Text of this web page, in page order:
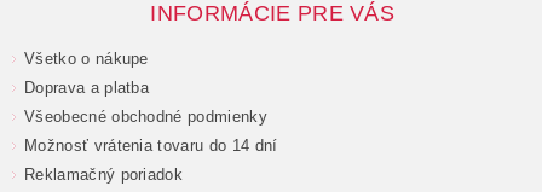
INFORMÁCIE PRE VÁS
Všetko o nákupe
Doprava a platba
Všeobecné obchodné podmienky
Možnosť vrátenia tovaru do 14 dní
Reklamačný poriadok